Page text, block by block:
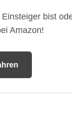
bist
Amazon!